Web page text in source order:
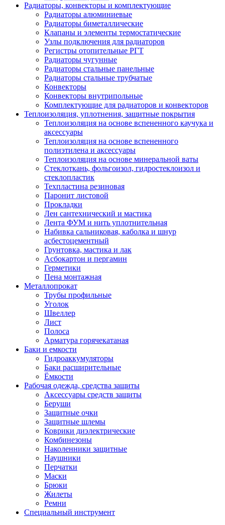
Радиаторы, конвекторы и комплектующие
Радиаторы алюминиевые
Радиаторы биметаллические
Клапаны и элементы термостатические
Узлы подключения для радиаторов
Регистры отопительные РГТ
Радиаторы чугунные
Радиаторы стальные панельные
Радиаторы стальные трубчатые
Конвекторы
Конвекторы внутрипольные
Комплектующие для радиаторов и конвекторов
Теплоизоляция, уплотнения, защитные покрытия
Теплоизоляция на основе вспененного каучука и
аксессуары
Теплоизоляция на основе вспененного
полиэтилена и аксессуары
Теплоизоляция на основе минеральной ваты
Стеклоткань, фольгоизол, гидростеклоизол и
стеклопластик
Техпластина резиновая
Паронит листовой
Прокладки
Лен сантехнический и мастика
Лента ФУМ и нить уплотнительная
Набивка сальниковая, каболка и шнур
асбестоцементный
Грунтовка, мастика и лак
Асбокартон и пергамин
Герметики
Пена монтажная
Металлопрокат
Трубы профильные
Уголок
Швеллер
Лист
Полоса
Арматура горячекатаная
Баки и емкости
Гидроаккумуляторы
Баки расширительные
Ёмкости
Рабочая одежда, средства защиты
Аксессуары средств защиты
Беруши
Защитные очки
Защитные шлемы
Коврики диэлектрические
Комбинезоны
Наколенники защитные
Наушники
Перчатки
Маски
Брюки
Жилеты
Ремни
Специальный инструмент